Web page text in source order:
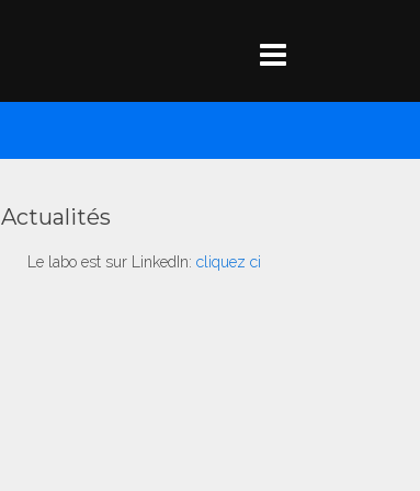
Actualités
Le labo est sur LinkedIn: cliquez ci